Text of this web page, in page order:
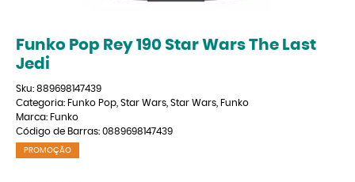
Funko Pop Rey 190 Star Wars The Last
Jedi
Sku: 889698147439
Categoria: Funko Pop Star Wars Star Wars Funko
Marca: Funko
Código de Barras: 0889698147439
PROMOÇÃO